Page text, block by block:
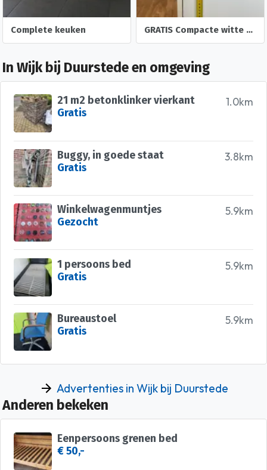
Complete keuken GRATIS Compacte witte keuken met RVS blad en spoelbak
In Wijk bij Duurstede en omgeving
1.0km
21 m2 betonklinker vierkant
Gratis
3.8km
Buggy, in goede staat
Gratis
5.9km
Winkelwagenmuntjes
Gezocht
5.9km
1 persoons bed
Gratis
5.9km
Bureaustoel
Gratis
Advertenties in Wijk bij Duurstede
Anderen bekeken
Eenpersoons grenen bed
€ 50,-